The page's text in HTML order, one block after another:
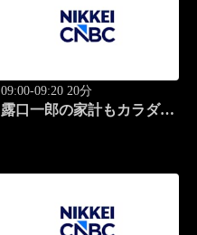
09:00-09:20 20分
露口一郎の家計もカラダも